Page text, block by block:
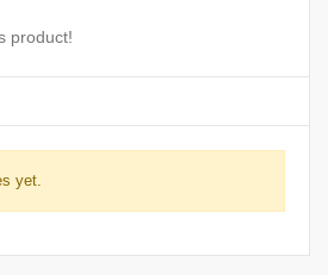
product!
yet.